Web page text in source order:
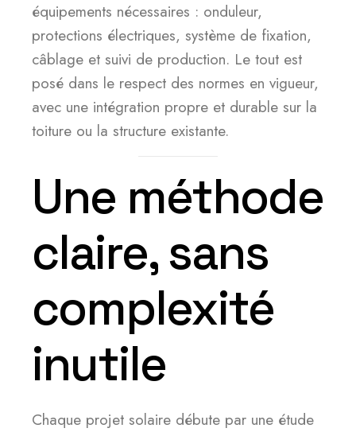
équipements nécessaires : onduleur,
protections électriques, système de fixation,
câblage et suivi de production. Le tout est
posé dans le respect des normes en vigueur,
avec une intégration propre et durable sur la
toiture ou la structure existante.
Une méthode
claire, sans
complexité
inutile
Chaque projet solaire débute par une étude